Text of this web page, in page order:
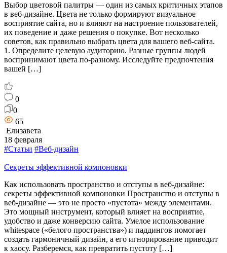
Выбор цветовой палитры — один из самых критичных этапов
в веб-дизайне. Цвета не только формируют визуальное
восприятие сайта, но и влияют на настроение пользователей,
их поведение и даже решения о покупке. Вот несколько
советов, как правильно выбрать цвета для вашего веб-сайта.
1. Определите целевую аудиторию. Разные группы людей
воспринимают цвета по-разному. Исследуйте предпочтения
вашей […]
0
0
65
Елизавета
18 февраля
#Статьи #Веб-дизайн
Секреты эффективной компоновки
Как использовать пространство и отступы в веб-дизайне:
секреты эффективной компоновки Пространство и отступы в
веб-дизайне — это не просто «пустота» между элементами.
Это мощный инструмент, который влияет на восприятие,
удобство и даже конверсию сайта. Умелое использование
whitespace («белого пространства») и паддингов помогает
создать гармоничный дизайн, а его игнорирование приводит
к хаосу. Разберемся, как превратить пустоту […]